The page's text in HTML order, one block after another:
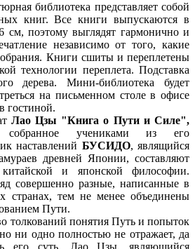
библиотека представляет собой
книг. Все книги выпускаются в
см, поэтому выглядят гармонично и
независимо от того, какие
Книги сшиты и переплетены
технологии переплета. Подставка
дерева. Мини-библиотека будет
на письменном столе в офисе
гостиной.
Лао Цзы "Книга о Пути и Силе",
учениками из его
наставлений БУСИДО, являщийся
древней Японии, составляют
китайской и японской философии.
совершенно разные, написанные в
странах, тем не менее объединены
Пути.
толкований понятия Путь и попыток
ни одно полностью не отражает, да